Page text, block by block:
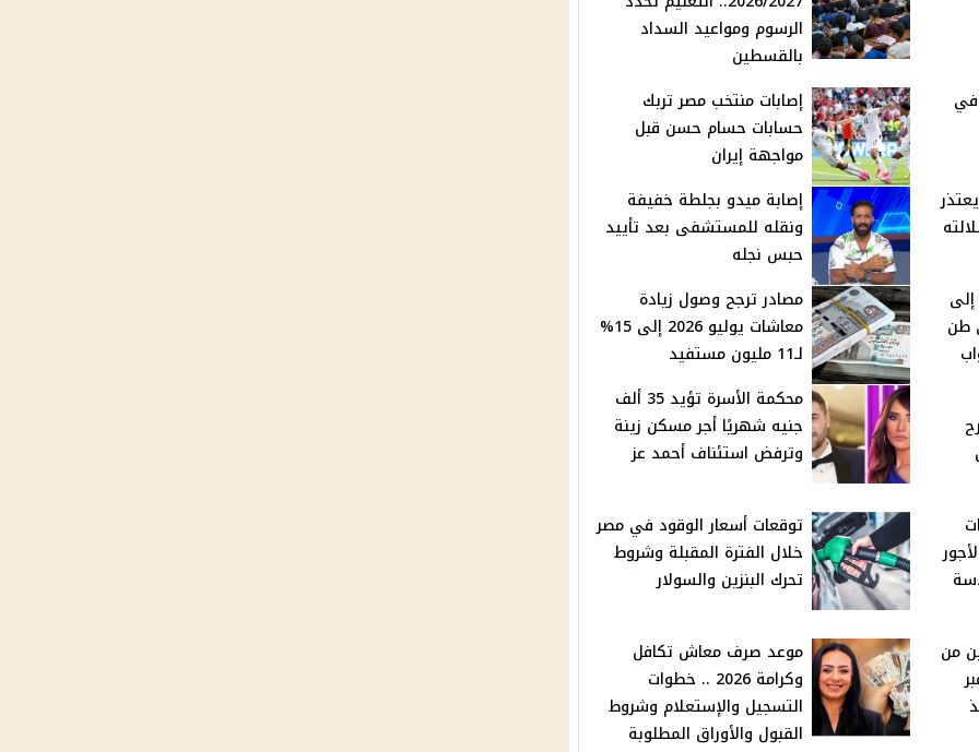
الرسوم ومواعيد السداد
بالقسطين
في
إصابات منتخب مصر تربك
حسابات حسام حسن قبل
مواجهة إيران
إصابة ميدو بجلطة خفيفة
ونقله للمستشفى بعد تأييد
حبس نجله
طن
مصادر ترجح وصول زيادة
معاشات يوليو 2026 إلى 15%
لـ11 مليون مستفيد
محكمة الأسرة تؤيد 35 ألف
جنيه شهريًا أجر مسكن زينة
وترفض استئناف أحمد عز
الأجور
توقعات أسعار الوقود في مصر
خلال الفترة المقبلة وشروط
تحرك البنزين والسولار
من
موعد صرف معاش تكافل
وكرامة 2026 .. خطوات
التسجيل والإستعلام وشروط
القبول والأوراق المطلوبة